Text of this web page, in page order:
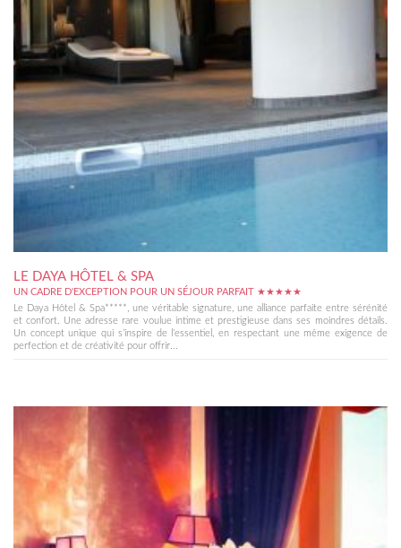
LE DAYA HÔTEL & SPA
UN CADRE D'EXCEPTION POUR UN SÉJOUR PARFAIT ★★★★★
Le Daya Hôtel & Spa*****, une véritable signature, une alliance parfaite entre sérénité
et confort. Une adresse rare voulue intime et prestigieuse dans ses moindres détails.
Un concept unique qui s’inspire de l’essentiel, en respectant une même exigence de
perfection et de créativité pour offrir...